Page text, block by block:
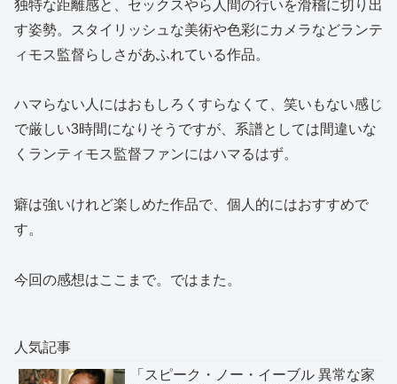
独特な距離感と、セックスやら人間の行いを滑稽に切り出
す姿勢。スタイリッシュな美術や色彩にカメラなどランテ
ィモス監督らしさがあふれている作品。
ハマらない人にはおもしろくすらなくて、笑いもない感じ
で厳しい3時間になりそうですが、系譜としては間違いな
くランティモス監督ファンにはハマるはず。
癖は強いけれど楽しめた作品で、個人的にはおすすめで
す。
今回の感想はここまで。ではまた。
人気記事
「スピーク・ノー・イーブル 異常な家